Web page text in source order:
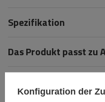
Spezifikation
Das Produkt passt zu
Konfiguration der